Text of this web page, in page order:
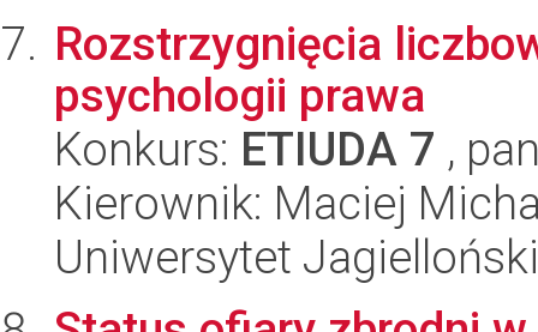
Rozstrzygnięcia
psychologii prawa
Konkurs: ETIUDA 7 ,
Kierownik: Maciej
Uniwersytet